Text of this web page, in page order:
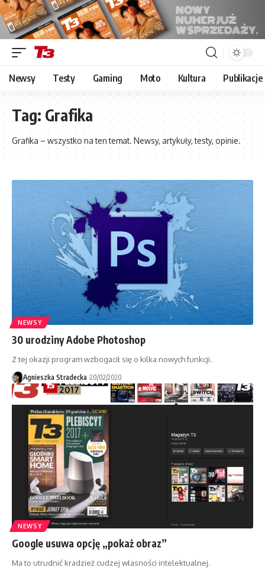
Newsy Testy Gaming Moto Kultura Publikacje
Tag: Grafika
Grafika – wszystko na ten temat. Newsy, artykuły, testy, opinie.
NEWSY
30 urodziny Adobe Photoshop
Z tej okazji program wzbogacił się o kilka nowych funkcji.
Agnieszka Stradecka 20/02/2020
NEWSY
Google usuwa opcję „pokaż obraz”
Ma to utrudnić kradzież cudzej własności intelektualnej.